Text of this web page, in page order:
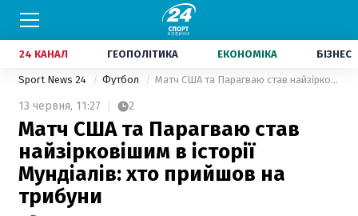
24 КАНАЛ ГЕОПОЛІТИКА ЕКОНОМІКА БІЗНЕС
Sport News 24 Футбол Матч США та Парагваю став найзірковішим в історії Мундіалів: хто прийшов на трибуни
13 червня, 11:27 2
Матч США та Парагваю став
найзірковішим в історії
Мундіалів: хто прийшов на
трибуни